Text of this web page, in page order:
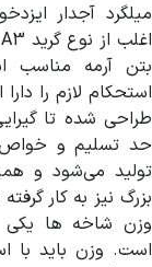
میلگرد آجدار
بتن آرمه
استحکام لازم را
طراحی شده تا
حد تسلیم و خواص
تولید می‌شود و
بزرگ نیز به کار
وزن شاخه ها یکی
است. وزن باید با